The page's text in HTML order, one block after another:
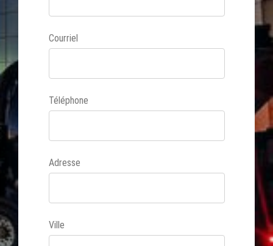
Courriel
Téléphone
Adresse
Ville